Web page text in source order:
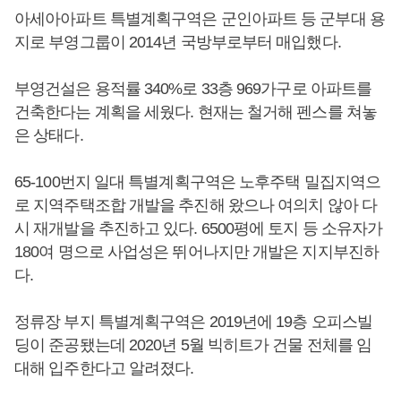
아세아아파트 특별계획구역은 군인아파트 등 군부대 용
지로 부영그룹이 2014년 국방부로부터 매입했다.
부영건설은 용적률 340%로 33층 969가구로 아파트를
건축한다는 계획을 세웠다. 현재는 철거해 펜스를 쳐놓
은 상태다.
65-100번지 일대 특별계획구역은 노후주택 밀집지역으
로 지역주택조합 개발을 추진해 왔으나 여의치 않아 다
시 재개발을 추진하고 있다. 6500평에 토지 등 소유자가
180여 명으로 사업성은 뛰어나지만 개발은 지지부진하
다.
정류장 부지 특별계획구역은 2019년에 19층 오피스빌
딩이 준공됐는데 2020년 5월 빅히트가 건물 전체를 임
대해 입주한다고 알려졌다.